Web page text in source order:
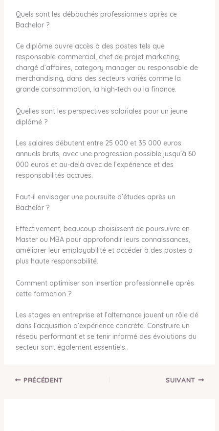
Quels sont les débouchés professionnels après ce
Bachelor ?
Ce diplôme ouvre accès à des postes tels que
responsable commercial, chef de projet marketing,
chargé d’affaires, category manager ou responsable de
merchandising, dans des secteurs variés comme la
grande consommation, la high-tech ou la finance.
Quelles sont les perspectives salariales pour un jeune
diplômé ?
Les salaires débutent entre 25 000 et 35 000 euros
annuels bruts, avec une progression possible jusqu’à 60
000 euros et au-delà avec de l’expérience et des
responsabilités accrues.
Faut-il envisager une poursuite d’études après un
Bachelor ?
Effectivement, beaucoup choisissent de poursuivre en
Master ou MBA pour approfondir leurs connaissances,
améliorer leur employabilité et accéder à des postes à
plus haute responsabilité.
Comment optimiser son insertion professionnelle après
cette formation ?
Les stages en entreprise et l’alternance jouent un rôle clé
dans l’acquisition d’expérience concrète. Construire un
réseau performant et se tenir informé des évolutions du
secteur sont également essentiels.
PRÉCÉDENT SUIVANT